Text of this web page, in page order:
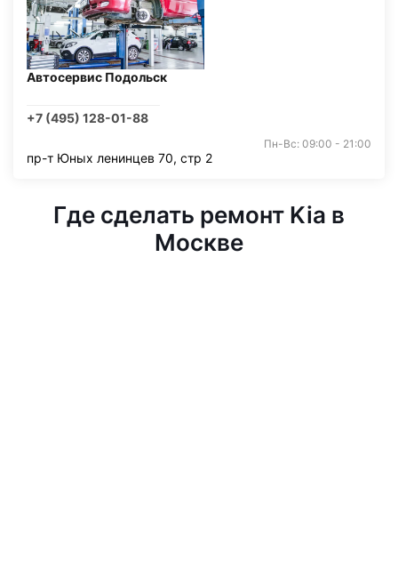
Автосервис Подольск
+7 (495) 128-01-88
Пн-Вс: 09:00 - 21:00
пр-т Юных ленинцев 70, стр 2
Где сделать ремонт Kia в
Москве